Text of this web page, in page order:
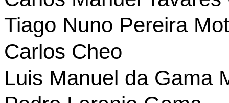
Tiago Nuno Pereira
Carlos Cheo
Luis Manuel da Gama